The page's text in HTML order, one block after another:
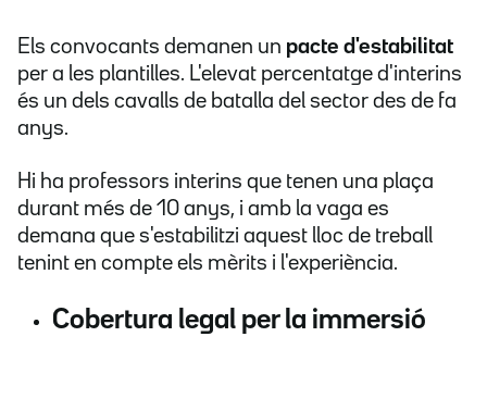
Els convocants demanen un pacte d'estabilitat
per a les plantilles. L'elevat percentatge d'interins
és un dels cavalls de batalla del sector des de fa
anys.
Hi ha professors interins que tenen una plaça
durant més de 10 anys, i amb la vaga es
demana que s'estabilitzi aquest lloc de treball
tenint en compte els mèrits i l'experiència.
Cobertura legal per la immersió